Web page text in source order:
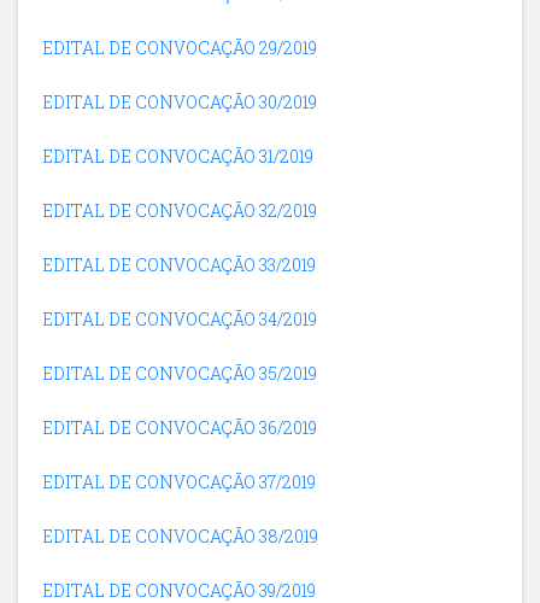
EDITAL DE CONVOCAÇÃO 29/2019
EDITAL DE CONVOCAÇÃO 30/2019
EDITAL DE CONVOCAÇÃO 31/2019
EDITAL DE CONVOCAÇÃO 32/2019
EDITAL DE CONVOCAÇÃO 33/2019
EDITAL DE CONVOCAÇÃO 34/2019
EDITAL DE CONVOCAÇÃO 35/2019
EDITAL DE CONVOCAÇÃO 36/2019
EDITAL DE CONVOCAÇÃO 37/2019
EDITAL DE CONVOCAÇÃO 38/2019
EDITAL DE CONVOCAÇÃO 39/2019